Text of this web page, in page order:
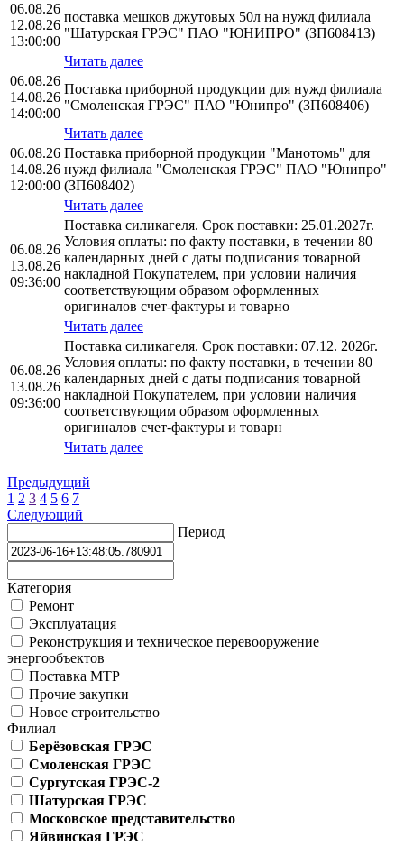
06.08.26
12.08.26
13:00:00
поставка мешков джутовых 50л на нужд филиала
"Шатурская ГРЭС" ПАО "ЮНИПРО" (ЗП608413)
Читать далее
06.08.26
14.08.26
14:00:00
Поставка приборной продукции для нужд филиала
"Смоленская ГРЭС" ПАО "Юнипро" (ЗП608406)
Читать далее
06.08.26
14.08.26
12:00:00
Поставка приборной продукции "Манотомь" для
нужд филиала "Смоленская ГРЭС" ПАО "Юнипро"
(ЗП608402)
Читать далее
06.08.26
13.08.26
09:36:00
Поставка силикагеля. Срок поставки: 25.01.2027г.
Условия оплаты: по факту поставки, в течении 80
календарных дней с даты подписания товарной
накладной Покупателем, при условии наличия
соответствующим образом оформленных
оригиналов счет-фактуры и товарно
Читать далее
06.08.26
13.08.26
09:36:00
Поставка силикагеля. Срок поставки: 07.12. 2026г.
Условия оплаты: по факту поставки, в течении 80
календарных дней с даты подписания товарной
накладной Покупателем, при условии наличия
соответствующим образом оформленных
оригиналов счет-фактуры и товарн
Читать далее
Предыдущий
1 2 3 4 5 6 7
Следующий
Период
Категория
Ремонт
Эксплуатация
Реконструкция и техническое перевооружение
энергообъектов
Поставка МТР
Прочие закупки
Новое строительство
Филиал
Берёзовская ГРЭС
Смоленская ГРЭС
Сургутская ГРЭС-2
Шатурская ГРЭС
Московское представительство
Яйвинская ГРЭС